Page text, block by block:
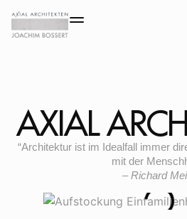
AXIAL
“Architektur ist im Idealfall immer
mit der
– Richard